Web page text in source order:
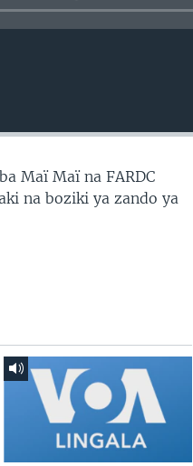
Maï Maï na FARDC
na boziki ya zando ya